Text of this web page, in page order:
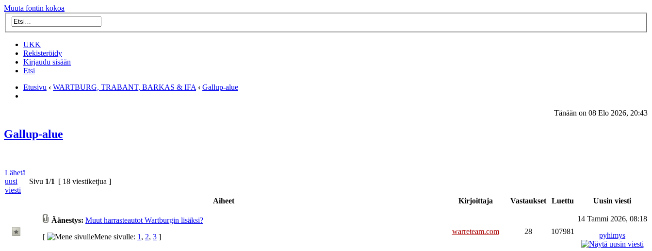
Muuta fontin kokoa
UKK
Rekisteröidy
Kirjaudu sisään
Etsi
Etusivu ‹ WARTBURG, TRABANT, BARKAS & IFA ‹ Gallup-alue
Tänään on 08 Elo 2026, 20:43
Gallup-alue
Lähetä
uusi
viesti
Sivu 1/1 [ 18 viestiketjua ]
Aiheet Kirjoittaja Vastaukset Luettu Uusin viesti
Äänestys: Muut harrasteautot Wartburgin lisäksi?
[
Mene sivulle: 1, 2, 3 ]
warreteam.com 28 107981
14 Tammi 2026, 08:18
pyhimys